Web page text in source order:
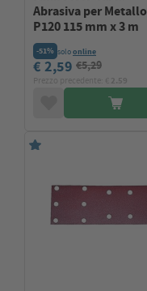
Abrasiva per Metallo
P120 115 mm x 3 m
-51% soloonline
€ 2,59 €5,29